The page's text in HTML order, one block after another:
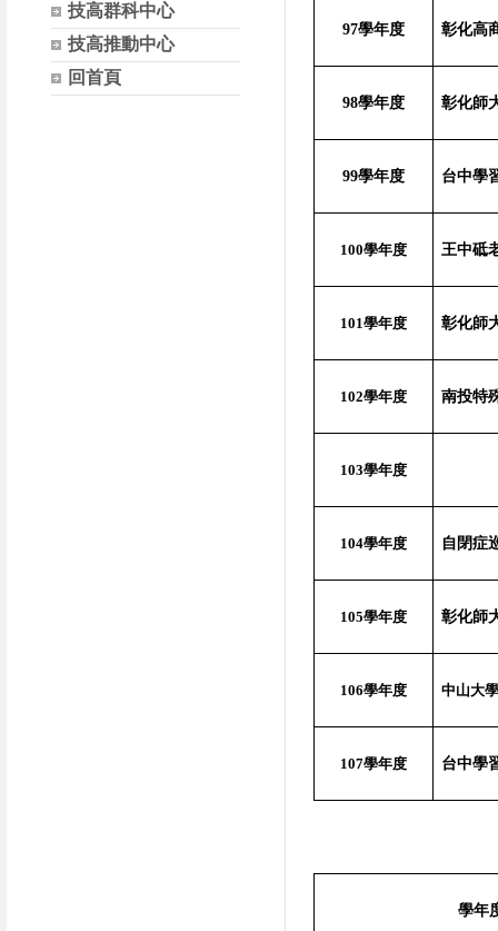
技高群科中心
技高推動中心
回首頁
97學年度 彰化高
98學年度 彰化師
99學年度 台中學
100學年度 王中砥
101學年度 彰化師
102學年度 南投特
103學年度
104學年度 自閉症
105學年度 彰化師
106學年度 中山大
107學年度 台中學
學年